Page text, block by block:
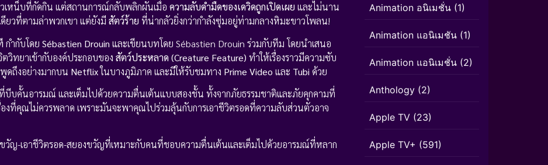
เหน็บที่กัดกิน แต่สถานการณ์กลับพลิกผันเมื่อ ความลับดำมืดของเดวิดถูกเปิดเผย และไม่นาน
ยวที่ตามล่าพวกเขา แต่ยังมี สัตว์ร้าย ที่น่ากลัวยิ่งกว่ากำลังซุ่มอยู่ท่ามกลางหิมะขาวโพลน!
กำกับโดย Sébastien Drouin และเขียนบทโดย Sébastien Drouin ร่วมกับทีม โดยนำเสนอ
วิทยาเข้ากับองค์ประกอบของ สัตว์ประหลาด (Creature Feature) ทำให้เรื่องราวมีความซับ
ดถึงอย่างมากบน Netflixในบางภูมิภาค และมีให้รับชมทาง Prime Video และ Tubi ด้วย
บีบคั้นอารมณ์ และเต็มไปด้วยความตื่นเต้นแบบสองชั้น ทั้งจากภัยธรรมชาติและภัยคุกคามที่
องที่คุณไม่ควรพลาด เพราะมันจะพาคุณไปร่วมลุ้นกับการเอาชีวิตรอดที่ความลับส่วนตัวอาจ
วัญ-เอาชีวิตรอด-สยองขวัญที่เหมาะกับคนที่ชอบความตื่นเต้นและเต็มไปด้วยอารมณ์ที่หลาก
Animation อนิเมชั่น (1)
Animation แอนิเมชัน (1)
Animation แอนิเมชั่น (2)
Anthology (2)
Apple TV (23)
Apple TV+ (591)